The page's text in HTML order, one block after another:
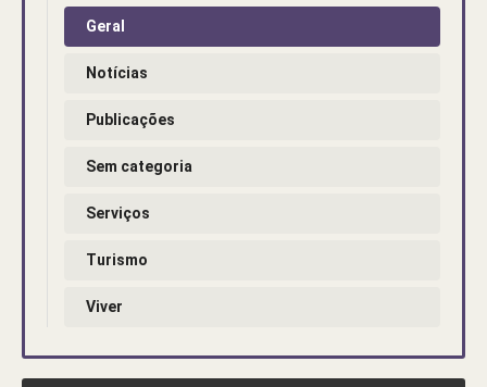
Geral
Notícias
Publicações
Sem categoria
Serviços
Turismo
Viver